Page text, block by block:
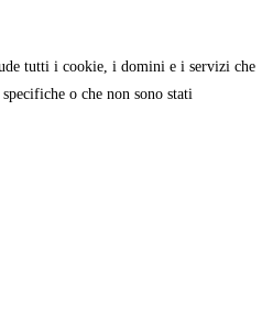
tutti i cookie, i domini e i servizi che
o che non sono stati